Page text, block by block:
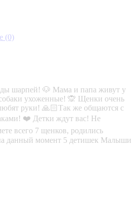
(0)
шарпей! 🐶 Мама и папа живут у
ухоженные! 🙊 Щенки очень
руки! 🙏🏻Так же общаются с
❤️ Детки ждут вас! Не
всего 7 щенков, родились
данный момент 5 детишек Малыши